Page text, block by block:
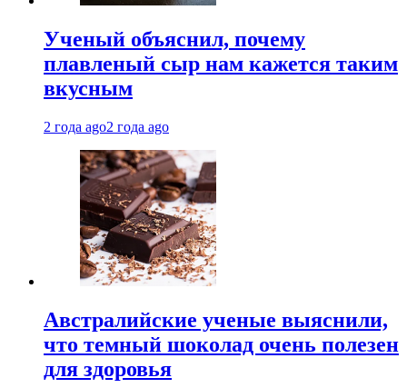
Ученый объяснил, почему
плавленый сыр нам кажется таким
вкусным
2 года ago2 года ago
Австралийские ученые выяснили,
что темный шоколад очень полезен
для здоровья